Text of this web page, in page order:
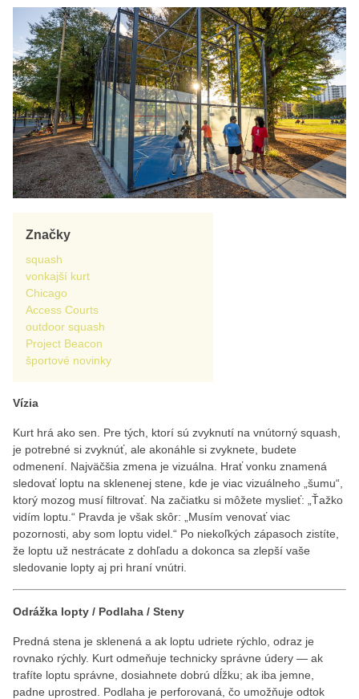
Značky
squash
vonkajší kurt
Chicago
Access Courts
outdoor squash
Project Beacon
športové novinky
Vízia
Kurt hrá ako sen. Pre tých, ktorí sú zvyknutí na vnútorný squash,
je potrebné si zvyknúť, ale akonáhle si zvyknete, budete
odmenení. Najväčšia zmena je vizuálna. Hrať vonku znamená
sledovať loptu na sklenenej stene, kde je viac vizuálneho „šumu“,
ktorý mozog musí filtrovať. Na začiatku si môžete myslieť: „Ťažko
vidím loptu.“ Pravda je však skôr: „Musím venovať viac
pozornosti, aby som loptu videl.“ Po niekoľkých zápasoch zistíte,
že loptu už nestrácate z dohľadu a dokonca sa zlepší vaše
sledovanie lopty aj pri hraní vnútri.
Odrážka lopty / Podlaha / Steny
Predná stena je sklenená a ak loptu udriete rýchlo, odraz je
rovnako rýchly. Kurt odmeňuje technicky správne údery — ak
trafíte loptu správne, dosiahnete dobrú dĺžku; ak iba jemne,
padne uprostred. Podlaha je perforovaná, čo umožňuje odtok